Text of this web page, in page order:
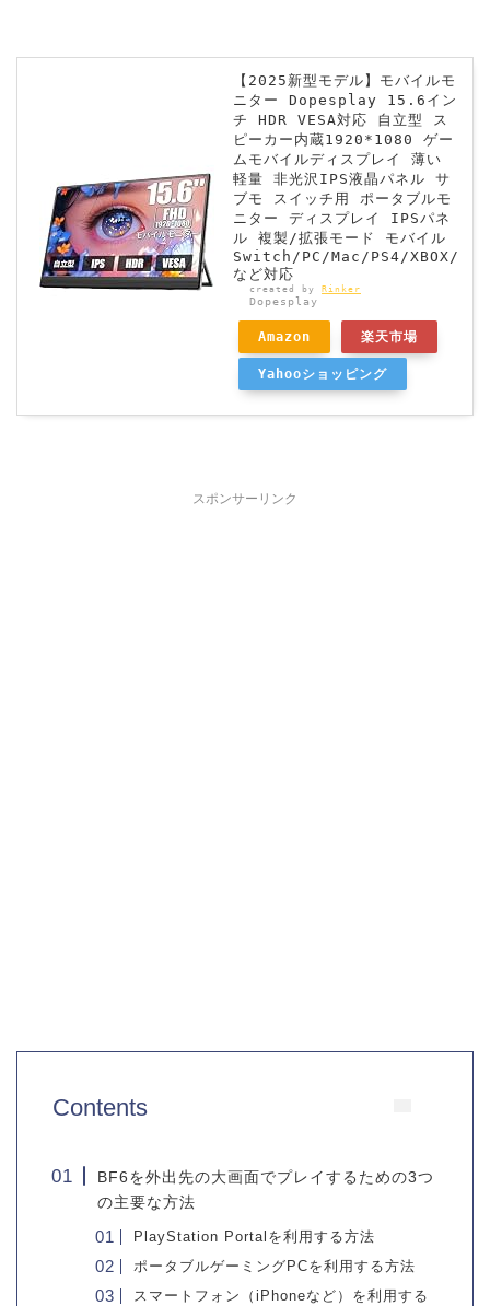
【2025新型モデル】モバイルモ
ニター Dopesplay 15.6イン
チ HDR VESA対応 自立型 ス
ピーカー内蔵1920*1080 ゲー
ムモバイルディスプレイ 薄い
軽量 非光沢IPS液晶パネル サ
ブモ スイッチ用 ポータブルモ
ニター ディスプレイ IPSパネ
ル 複製/拡張モード モバイル
Switch/PC/Mac/PS4/XBOX/
など対応
created by Rinker
Dopesplay
Amazon 楽天市場
Yahooショッピング
スポンサーリンク
Contents
BF6を外出先の大画面でプレイするための3つ
の主要な方法
PlayStation Portalを利用する方法
ポータブルゲーミングPCを利用する方法
スマートフォン（iPhoneなど）を利用する